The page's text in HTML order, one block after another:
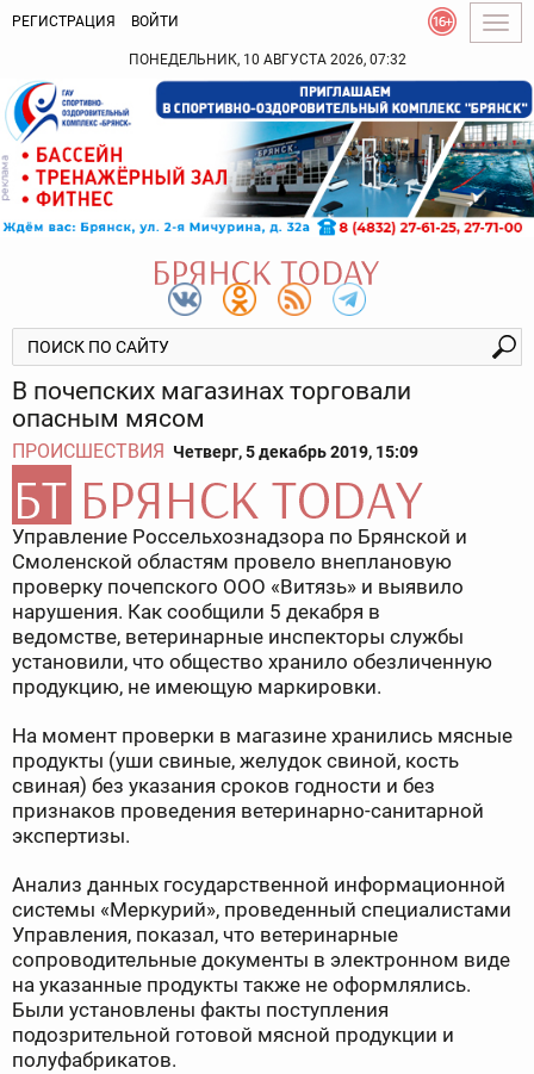
РЕГИСТРАЦИЯ ВОЙТИ
ПОНЕДЕЛЬНИК, 10 АВГУСТА 2026, 07:32
В почепских магазинах торговали
опасным мясом
ПРОИСШЕСТВИЯ Четверг, 5 декабрь 2019, 15:09
Управление Россельхознадзора по Брянской и
Смоленской областям провело внеплановую
проверку почепского ООО «Витязь» и выявило
нарушения. Как сообщили 5 декабря в
ведомстве, ветеринарные инспекторы службы
установили, что общество хранило обезличенную
продукцию, не имеющую маркировки.
На момент проверки в магазине хранились мясные
продукты (уши свиные, желудок свиной, кость
свиная) без указания сроков годности и без
признаков проведения ветеринарно-санитарной
экспертизы.
Анализ данных государственной информационной
системы «Меркурий», проведенный специалистами
Управления, показал, что ветеринарные
сопроводительные документы в электронном виде
на указанные продукты также не оформлялись.
Были установлены факты поступления
подозрительной готовой мясной продукции и
полуфабрикатов.